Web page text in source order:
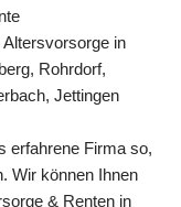
in
Rohrdorf,
Jettingen
erfahrene Firma so,
Wir können Ihnen
& Renten in